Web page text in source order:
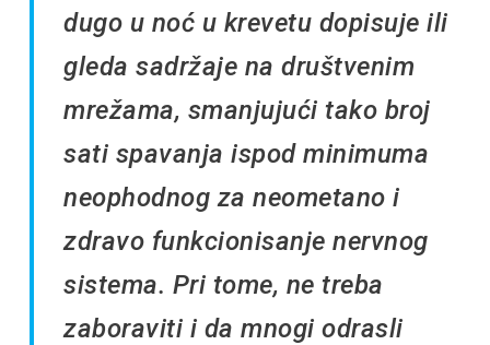
dugo u noć u krevetu dopisuje ili
gleda sadržaje na društvenim
mrežama, smanjujući tako broj
sati spavanja ispod minimuma
neophodnog za neometano i
zdravo funkcionisanje nervnog
sistema. Pri tome, ne treba
zaboraviti i da mnogi odrasli